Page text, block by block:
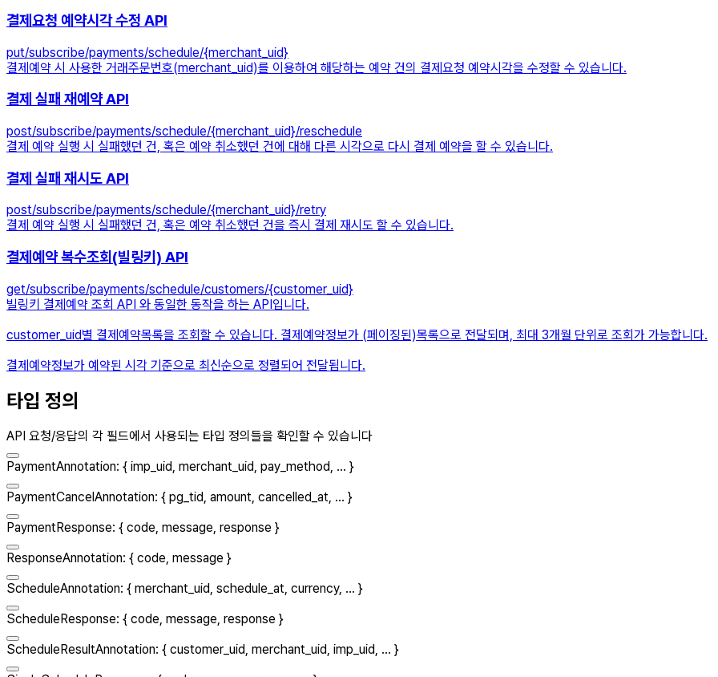
결제요청 예약시각 수정 API
put/subscribe/payments/schedule/{merchant_uid}
결제예약 시 사용한 거래주문번호(merchant_uid)를 이용하여 해당하는 예약 건의 결제요청 예약시각을 수정할 수 있습니다.
결제 실패 재예약 API
post/subscribe/payments/schedule/{merchant_uid}/reschedule
결제 예약 실행 시 실패했던 건, 혹은 예약 취소했던 건에 대해 다른 시각으로 다시 결제 예약을 할 수 있습니다.
결제 실패 재시도 API
post/subscribe/payments/schedule/{merchant_uid}/retry
결제 예약 실행 시 실패했던 건, 혹은 예약 취소했던 건을 즉시 결제 재시도 할 수 있습니다.
결제예약 복수조회(빌링키) API
get/subscribe/payments/schedule/customers/{customer_uid}
빌링키 결제예약 조회 API 와 동일한 동작을 하는 API입니다.
customer_uid별 결제예약목록을 조회할 수 있습니다. 결제예약정보가 (페이징된)목록으로 전달되며, 최대 3개월 단위로 조회가 가능합니다.
결제예약정보가 예약된 시각 기준으로 최신순으로 정렬되어 전달됩니다.
타입 정의
API 요청/응답의 각 필드에서 사용되는 타입 정의들을 확인할 수 있습니다
PaymentAnnotation: { imp_uid merchant_uid pay_method , ... }
PaymentCancelAnnotation: { pg_tid amount cancelled_at , ... }
PaymentResponse: { code message response }
ResponseAnnotation: { code message }
ScheduleAnnotation: { merchant_uid schedule_at currency, ... }
ScheduleResponse: { code message response }
ScheduleResultAnnotation: { customer_uid merchant_uid imp_uid , ... }